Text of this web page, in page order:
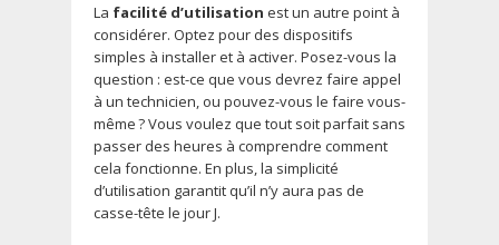
La facilité d’utilisation est un autre point à
considérer. Optez pour des dispositifs
simples à installer et à activer. Posez-vous la
question : est-ce que vous devrez faire appel
à un technicien, ou pouvez-vous le faire vous-
même ? Vous voulez que tout soit parfait sans
passer des heures à comprendre comment
cela fonctionne. En plus, la simplicité
d’utilisation garantit qu’il n’y aura pas de
casse-tête le jour J.